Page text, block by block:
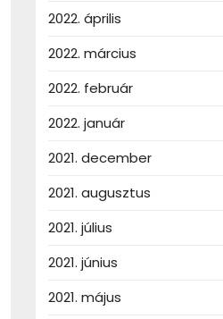
2022. április
2022. március
2022. február
2022. január
2021. december
2021. augusztus
2021. július
2021. június
2021. május